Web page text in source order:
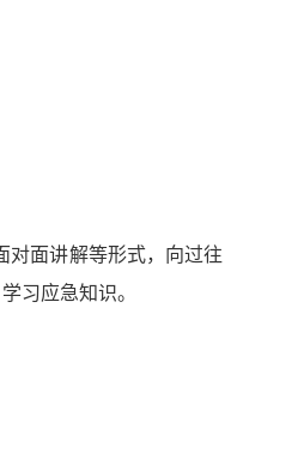
对面讲解等形式，向过往
习应急知识。